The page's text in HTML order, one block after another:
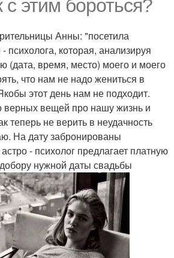
этим бороться?
Анны: "посетила
психолога, которая, анализируя
(дата, время, место) моего и моего
что нам не надо жениться в
этот день нам не подходит.
верных вещей про нашу жизнь и
теперь не верить в неудачность
На дату забронированы
- психолог предлагает платную
нужной даты свадьбы